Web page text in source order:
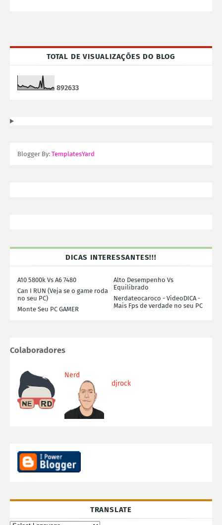
TOTAL DE VISUALIZAÇÕES DO BLOG
892633
Blogger By: TemplatesYard
DICAS INTERESSANTES!!!
A10 5800k Vs A6 7480
Alto Desempenho Vs
Equilibrado
Can I RUN (Veja se o game roda
no seu PC)
Nerdateocaroco - VideoDICA -
Mais Fps de verdade no seu PC
Monte Seu PC GAMER
Colaboradores
Nerd
djrock
TRANSLATE